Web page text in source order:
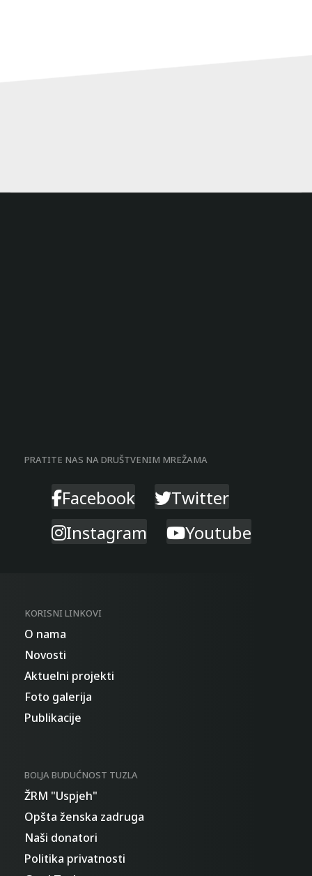
PRATITE NAS NA DRUŠTVENIM MREŽAMA
Facebook
Twitter
Instagram
Youtube
KORISNI LINKOVI
O nama
Novosti
Aktuelni projekti
Foto galerija
Publikacije
BOLJA BUDUĆNOST TUZLA
ŽRM "Uspjeh"
Opšta ženska zadruga
Naši donatori
Politika privatnosti